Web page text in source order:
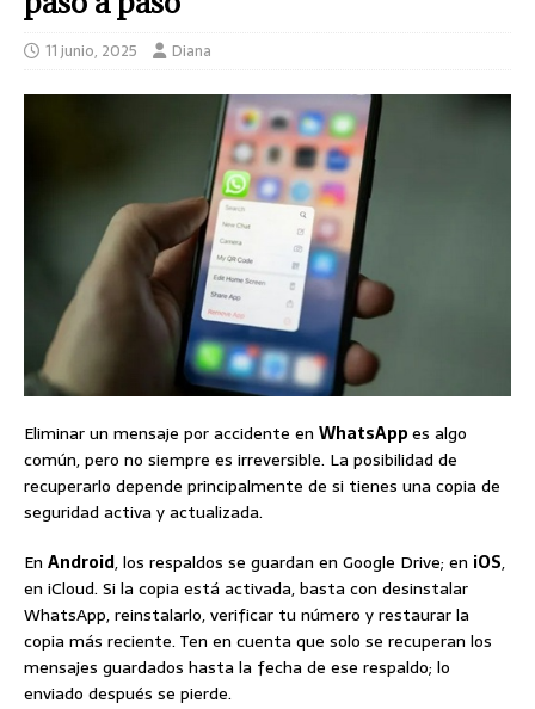
11 junio, 2025 Diana
Eliminar un mensaje por accidente en WhatsAppes algo
común, pero no siempre es irreversible. La posibilidad de
recuperarlo depende principalmente de si tienes una copia de
seguridad activa y actualizada.
En Android, los respaldos se guardan en Google Drive; en iOS,
en iCloud. Si la copia está activada, basta con desinstalar
WhatsApp, reinstalarlo, verificar tu número y restaurar la
copia más reciente. Ten en cuenta que solo se recuperan los
mensajes guardados hasta la fecha de ese respaldo; lo
enviado después se pierde.